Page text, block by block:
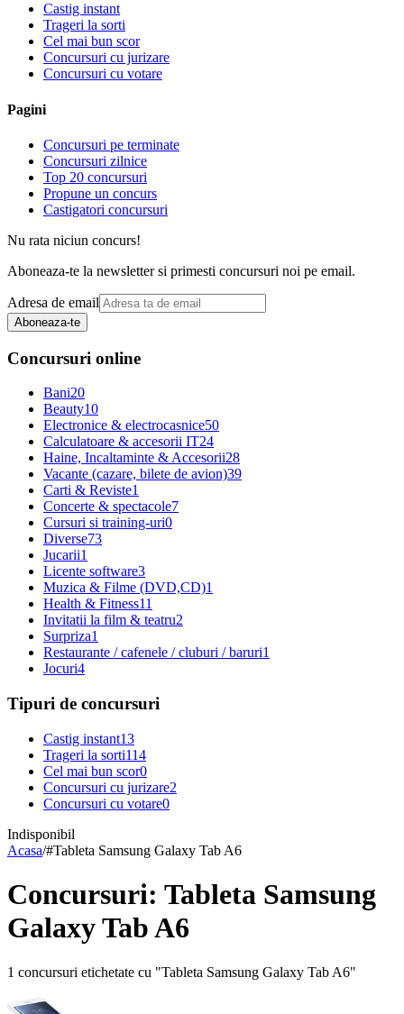
Castig instant
Trageri la sorti
Cel mai bun scor
Concursuri cu jurizare
Concursuri cu votare
Pagini
Concursuri pe terminate
Concursuri zilnice
Top 20 concursuri
Propune un concurs
Castigatori concursuri
Nu rata niciun concurs!
Aboneaza-te la newsletter si primesti concursuri noi pe email.
Adresa de email
Aboneaza-te
Concursuri online
Bani20
Beauty10
Electronice & electrocasnice50
Calculatoare & accesorii IT24
Haine, Incaltaminte & Accesorii28
Vacante (cazare, bilete de avion)39
Carti & Reviste1
Concerte & spectacole7
Cursuri si training-uri0
Diverse73
Jucarii1
Licente software3
Muzica & Filme (DVD,CD)1
Health & Fitness11
Invitatii la film & teatru2
Surpriza1
Restaurante / cafenele / cluburi / baruri1
Jocuri4
Tipuri de concursuri
Castig instant13
Trageri la sorti114
Cel mai bun scor0
Concursuri cu jurizare2
Concursuri cu votare0
Indisponibil
Acasa/#Tableta Samsung Galaxy Tab A6
Concursuri: Tableta Samsung
Galaxy Tab A6
1 concursuri etichetate cu "Tableta Samsung Galaxy Tab A6"